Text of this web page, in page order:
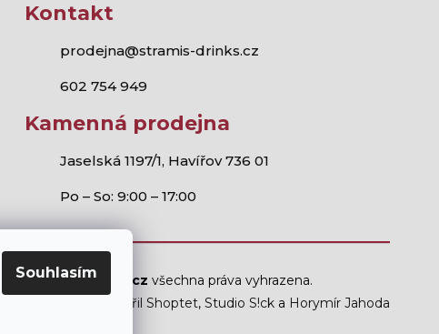
Souhlasím
Kontakt
prodejna@stramis-drinks.cz
602 754 949
Kamenná prodejna
Jaselská 1197/1, Havířov 736 01
Po – So: 9:00 – 17:00
Stramis.cz všechna práva vyhrazena.
Vytvořil Shoptet,Studio S!ck a Horymír Jahoda